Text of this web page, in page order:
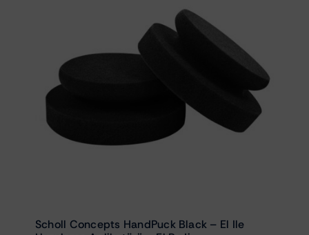
Scholl Concepts HandPuck Black – El Ile